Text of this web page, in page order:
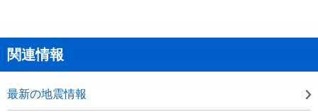
関連情報
最新の地震情報